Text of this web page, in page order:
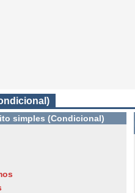
simples (Condicional)